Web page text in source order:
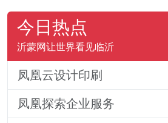
今日热点
沂蒙网让世界看见临沂
凤凰云设计印刷
凤凰探索企业服务